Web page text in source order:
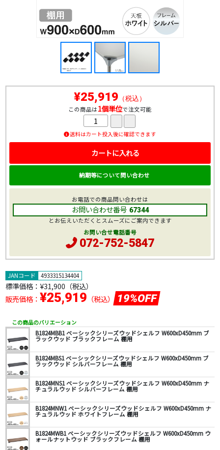
JANコード 4933315134404
標準価格： ¥31,900 （税込）
販売価格： ¥25,919 （税込） 19%OFF
この商品のバリエーション
B1824MBB1 ベーシックシリーズウッドシェルフ W600xD450mm ブ
ラックウッド ブラックフレーム 棚用
B1824MBS1 ベーシックシリーズウッドシェルフ W600xD450mm ブ
ラックウッド シルバーフレーム 棚用
B1824MNS1 ベーシックシリーズウッドシェルフ W600xD450mm ナ
チュラルウッド シルバーフレーム 棚用
B1824MNW1 ベーシックシリーズウッドシェルフ W600xD450mm ナ
チュラルウッド ホワイトフレーム 棚用
B1824MWB1 ベーシックシリーズウッドシェルフ W600xD450mm ウ
ォールナットウッド ブラックフレーム 棚用
¥25,919 （税込）
この商品は1個単位で注文可能
送料はカート投入後に確認できます
カートに入れる
納期等について問い合わせ
お電話での商品問い合わせは
お問い合わせ番号 67344
とお伝えいただくとスムーズにご案内できます
お問い合せ電話番号
072-752-5847